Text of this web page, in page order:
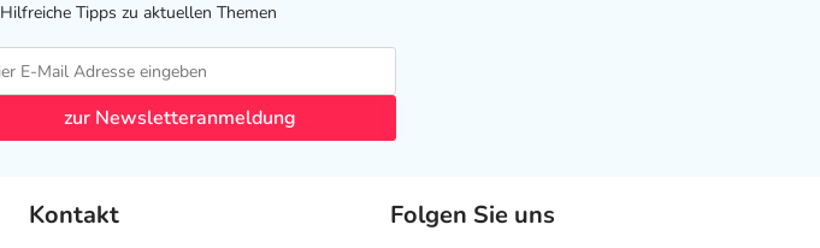
Hilfreiche Tipps zu aktuellen Themen
zur Newsletteranmeldung
Kontakt Folgen Sie uns